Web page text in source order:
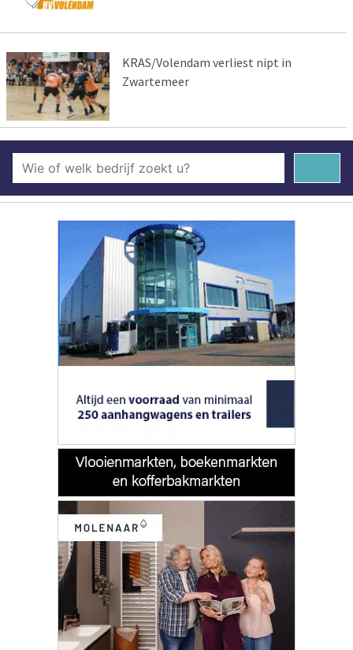
KRAS/Volendam verliest nipt in
Zwartemeer